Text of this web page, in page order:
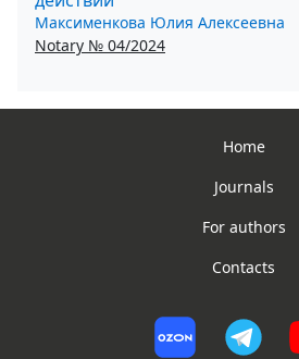
Максименкова Юлия Алексеевна
Notary № 04/2024
Home
Journals
For authors
Contacts